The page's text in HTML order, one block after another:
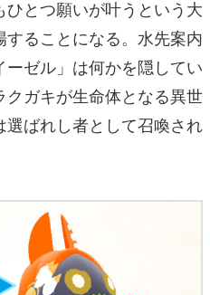
とつ願いが叶うという大
ることになる。水先案内
ゼル」は何かを隠してい
ガキが生命体となる異世
ばれし者として召喚され